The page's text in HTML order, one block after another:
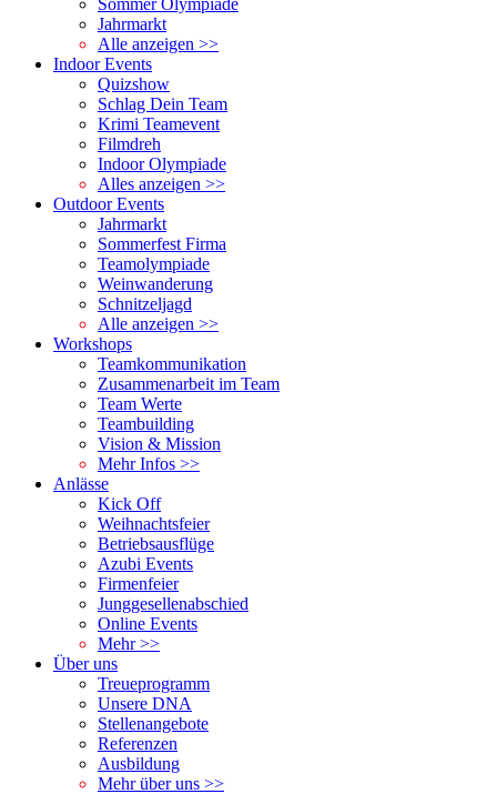
Sommer Olympiade
Jahrmarkt
Alle anzeigen >>
Indoor Events
Quizshow
Schlag Dein Team
Krimi Teamevent
Filmdreh
Indoor Olympiade
Alles anzeigen >>
Outdoor Events
Jahrmarkt
Sommerfest Firma
Teamolympiade
Weinwanderung
Schnitzeljagd
Alle anzeigen >>
Workshops
Teamkommunikation
Zusammenarbeit im Team
Team Werte
Teambuilding
Vision & Mission
Mehr Infos >>
Anlässe
Kick Off
Weihnachtsfeier
Betriebsausflüge
Azubi Events
Firmenfeier
Junggesellenabschied
Online Events
Mehr >>
Über uns
Treueprogramm
Unsere DNA
Stellenangebote
Referenzen
Ausbildung
Mehr über uns >>